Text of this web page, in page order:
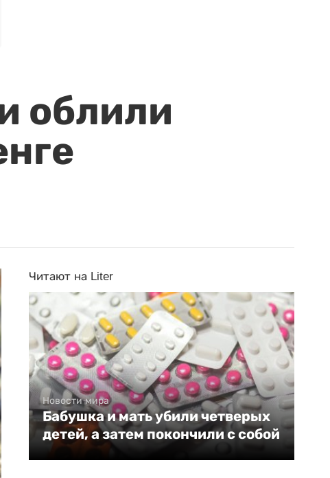
облили
Читают на Liter
Новости мира
Бабушка и мать убили четверых
детей, а затем покончили с собой